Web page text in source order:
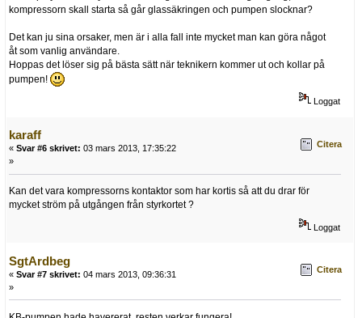
kompressorn skall starta så går glassäkringen och pumpen slocknar?
Det kan ju sina orsaker, men är i alla fall inte mycket man kan göra något
åt som vanlig användare.
Hoppas det löser sig på bästa sätt när teknikern kommer ut och kollar på
pumpen!
Loggat
karaff
« Svar #6 skrivet: 03 mars 2013, 17:35:22
»
Citera
Kan det vara kompressorns kontaktor som har kortis så att du drar för
mycket ström på utgången från styrkortet ?
Loggat
SgtArdbeg
« Svar #7 skrivet: 04 mars 2013, 09:36:31
»
Citera